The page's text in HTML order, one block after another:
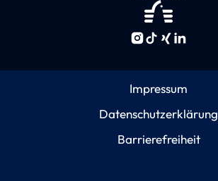
Impressum
Datenschutzerklärung
Barrierefreiheit